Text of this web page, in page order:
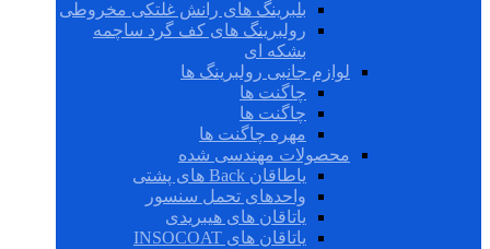
بلبرینگ های رانش غلتکی مخروطی
رولبرینگ های کف گرد ساچمه
بشکه ای
لوازم جانبی رولبرینگ ها
چاگنت ها
چاگنت ها
مهره چاگنت ها
محصولات مهندسی شده
یاطاقان Back های پشتی
واحدهای تحمل سنسور
یاتاقان های هیبریدی
یاتاقان های INSOCOAT